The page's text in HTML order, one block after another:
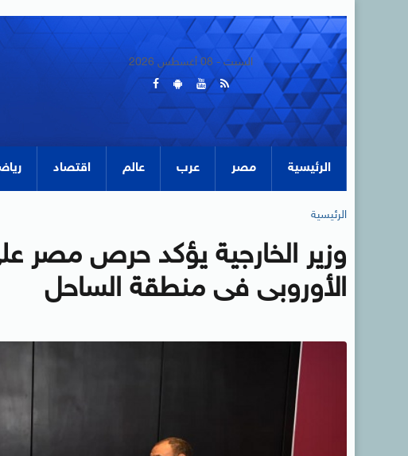
السبت - 08 أغسطس 2026
الرئيسية مصر عرب عالم اقتصاد
الرئيسية
وزير الخارجية يؤكد حرص مصر
الأوروبى فى منطقة الساحل